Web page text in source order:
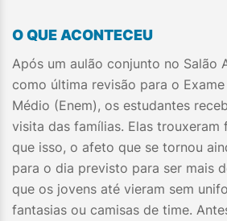
O QUE ACONTECEU
Após um aulão conjunto no Salão
como última revisão para o
Médio (Enem), os estudantes
visita das famílias. Elas trouxeram
que isso, o afeto que se tornou
para o dia previsto para ser mais
que os jovens até vieram sem
fantasias ou camisas de time.